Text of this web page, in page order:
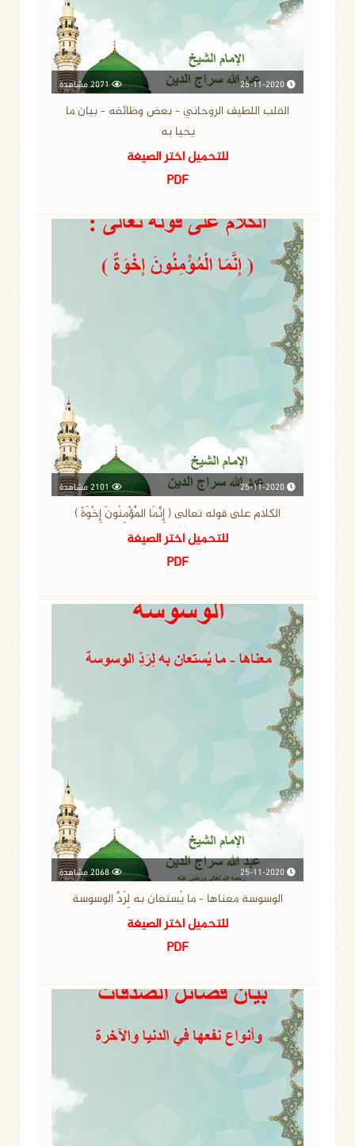
2071 مشاهدة
القلب اللطيف الروحاني - بعض وظائفه - بيان ما
يحيا به
للتحميل اختر الصيغة
PDF
2101 مشاهدة
الكلام على قوله تعالى ( إِنَّمَا الْمُؤْمِنُونَ إِخْوَةٌ )
للتحميل اختر الصيغة
PDF
2068 مشاهدة
الوسوسة معناها - ما يُستعان به لِرَدِّ الوسوسة
للتحميل اختر الصيغة
PDF